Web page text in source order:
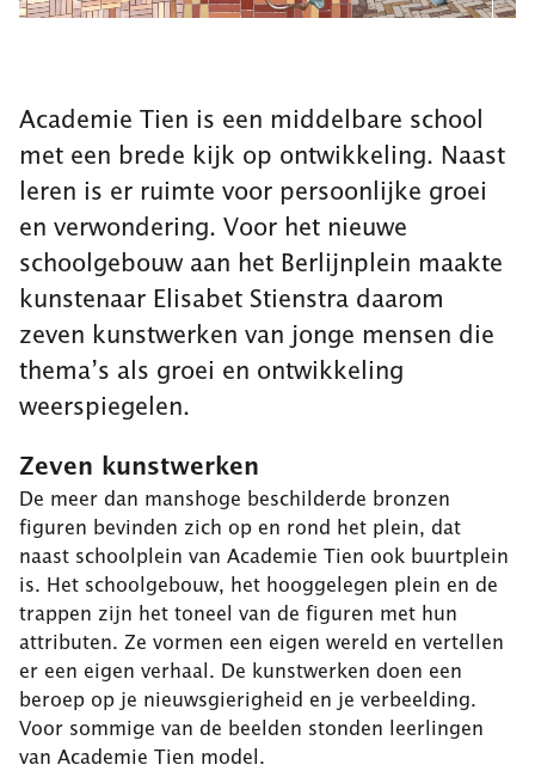
Academie Tien is een middelbare school
met een brede kijk op ontwikkeling. Naast
leren is er ruimte voor persoonlijke groei
en verwondering. Voor het nieuwe
schoolgebouw aan het Berlijnplein maakte
kunstenaar Elisabet Stienstra daarom
zeven kunstwerken van jonge mensen die
thema’s als groei en ontwikkeling
weerspiegelen.
Zeven kunstwerken
De meer dan manshoge beschilderde bronzen
figuren bevinden zich op en rond het plein, dat
naast schoolplein van Academie Tien ook buurtplein
is. Het schoolgebouw, het hooggelegen plein en de
trappen zijn het toneel van de figuren met hun
attributen. Ze vormen een eigen wereld en vertellen
er een eigen verhaal. De kunstwerken doen een
beroep op je nieuwsgierigheid en je verbeelding.
Voor sommige van de beelden stonden leerlingen
van Academie Tien model.